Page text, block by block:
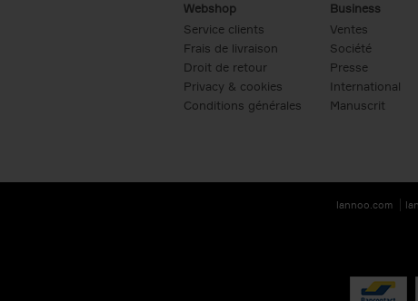
Webshop
Service clients
Frais de livraison
Droit de retour
Privacy & cookies
Conditions générales
Business
Ventes
Société
Presse
International
Manuscrit
lannoo.com